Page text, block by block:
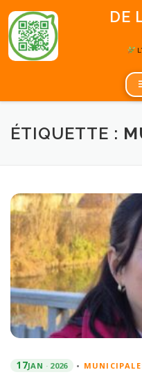
au
contenu
DE
ÉTIQUETTE :
17JAN 2026 •